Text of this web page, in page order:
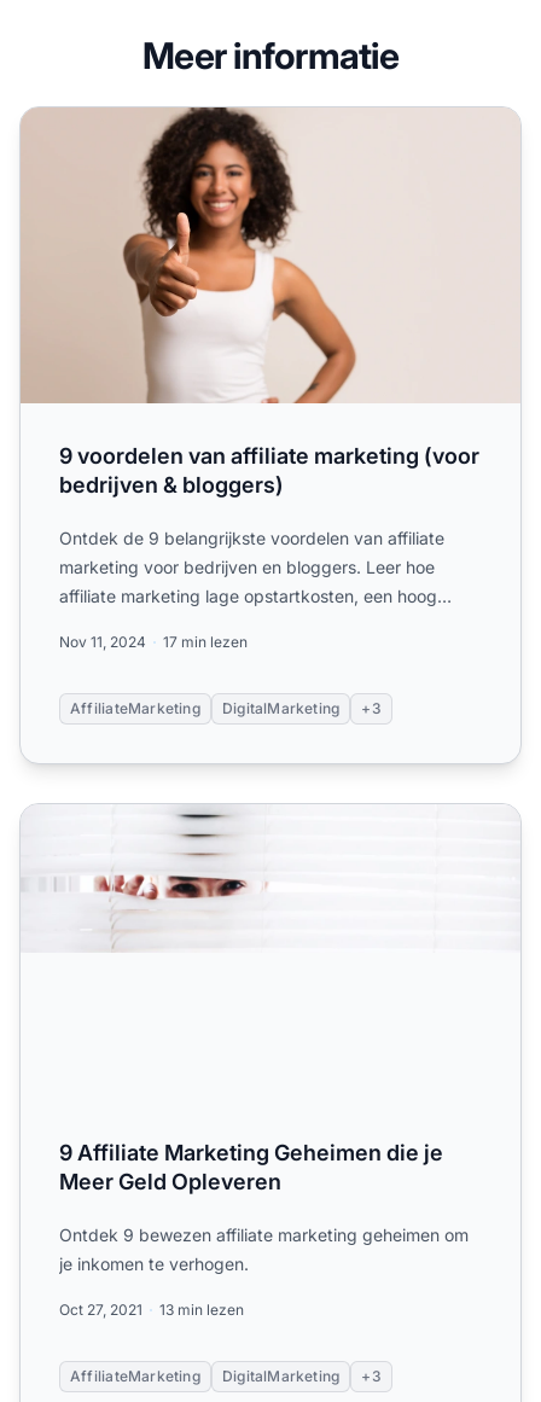
Meer informatie
9 voordelen van affiliate marketing (voor bedrijven &
9 voordelen van affiliate marketing (voor
bedrijven & bloggers)
Ontdek de 9 belangrijkste voordelen van affiliate
marketing voor bedrijven en bloggers. Leer hoe
affiliate marketing lage opstartkosten, een hoog
Nov 11, 2024 17 min lezen
AffiliateMarketing DigitalMarketing +3
9 Affiliate Marketing Geheimen die je Meer Geld
9 Affiliate Marketing Geheimen die je
Meer Geld Opleveren
Ontdek 9 bewezen affiliate marketing geheimen om
je inkomen te verhogen.
Oct 27, 2021 13 min lezen
AffiliateMarketing DigitalMarketing +3